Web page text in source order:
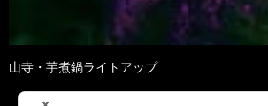
山寺・芋煮鍋ライトアップ